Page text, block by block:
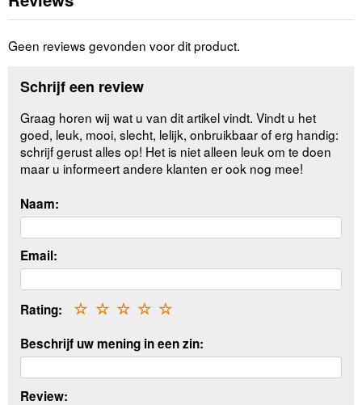
Geen reviews gevonden voor dit product.
Schrijf een review
Graag horen wij wat u van dit artikel vindt. Vindt u het
goed, leuk, mooi, slecht, lelijk, onbruikbaar of erg handig:
schrijf gerust alles op! Het is niet alleen leuk om te doen
maar u informeert andere klanten er ook nog mee!
Naam:
Email:
Rating: ☆
☆
☆
☆
☆
Beschrijf uw mening in een zin:
Review: